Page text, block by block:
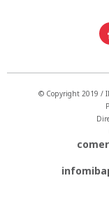
© Copyright 2019 /